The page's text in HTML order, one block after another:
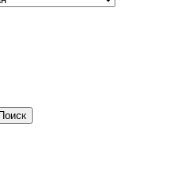
Поиск